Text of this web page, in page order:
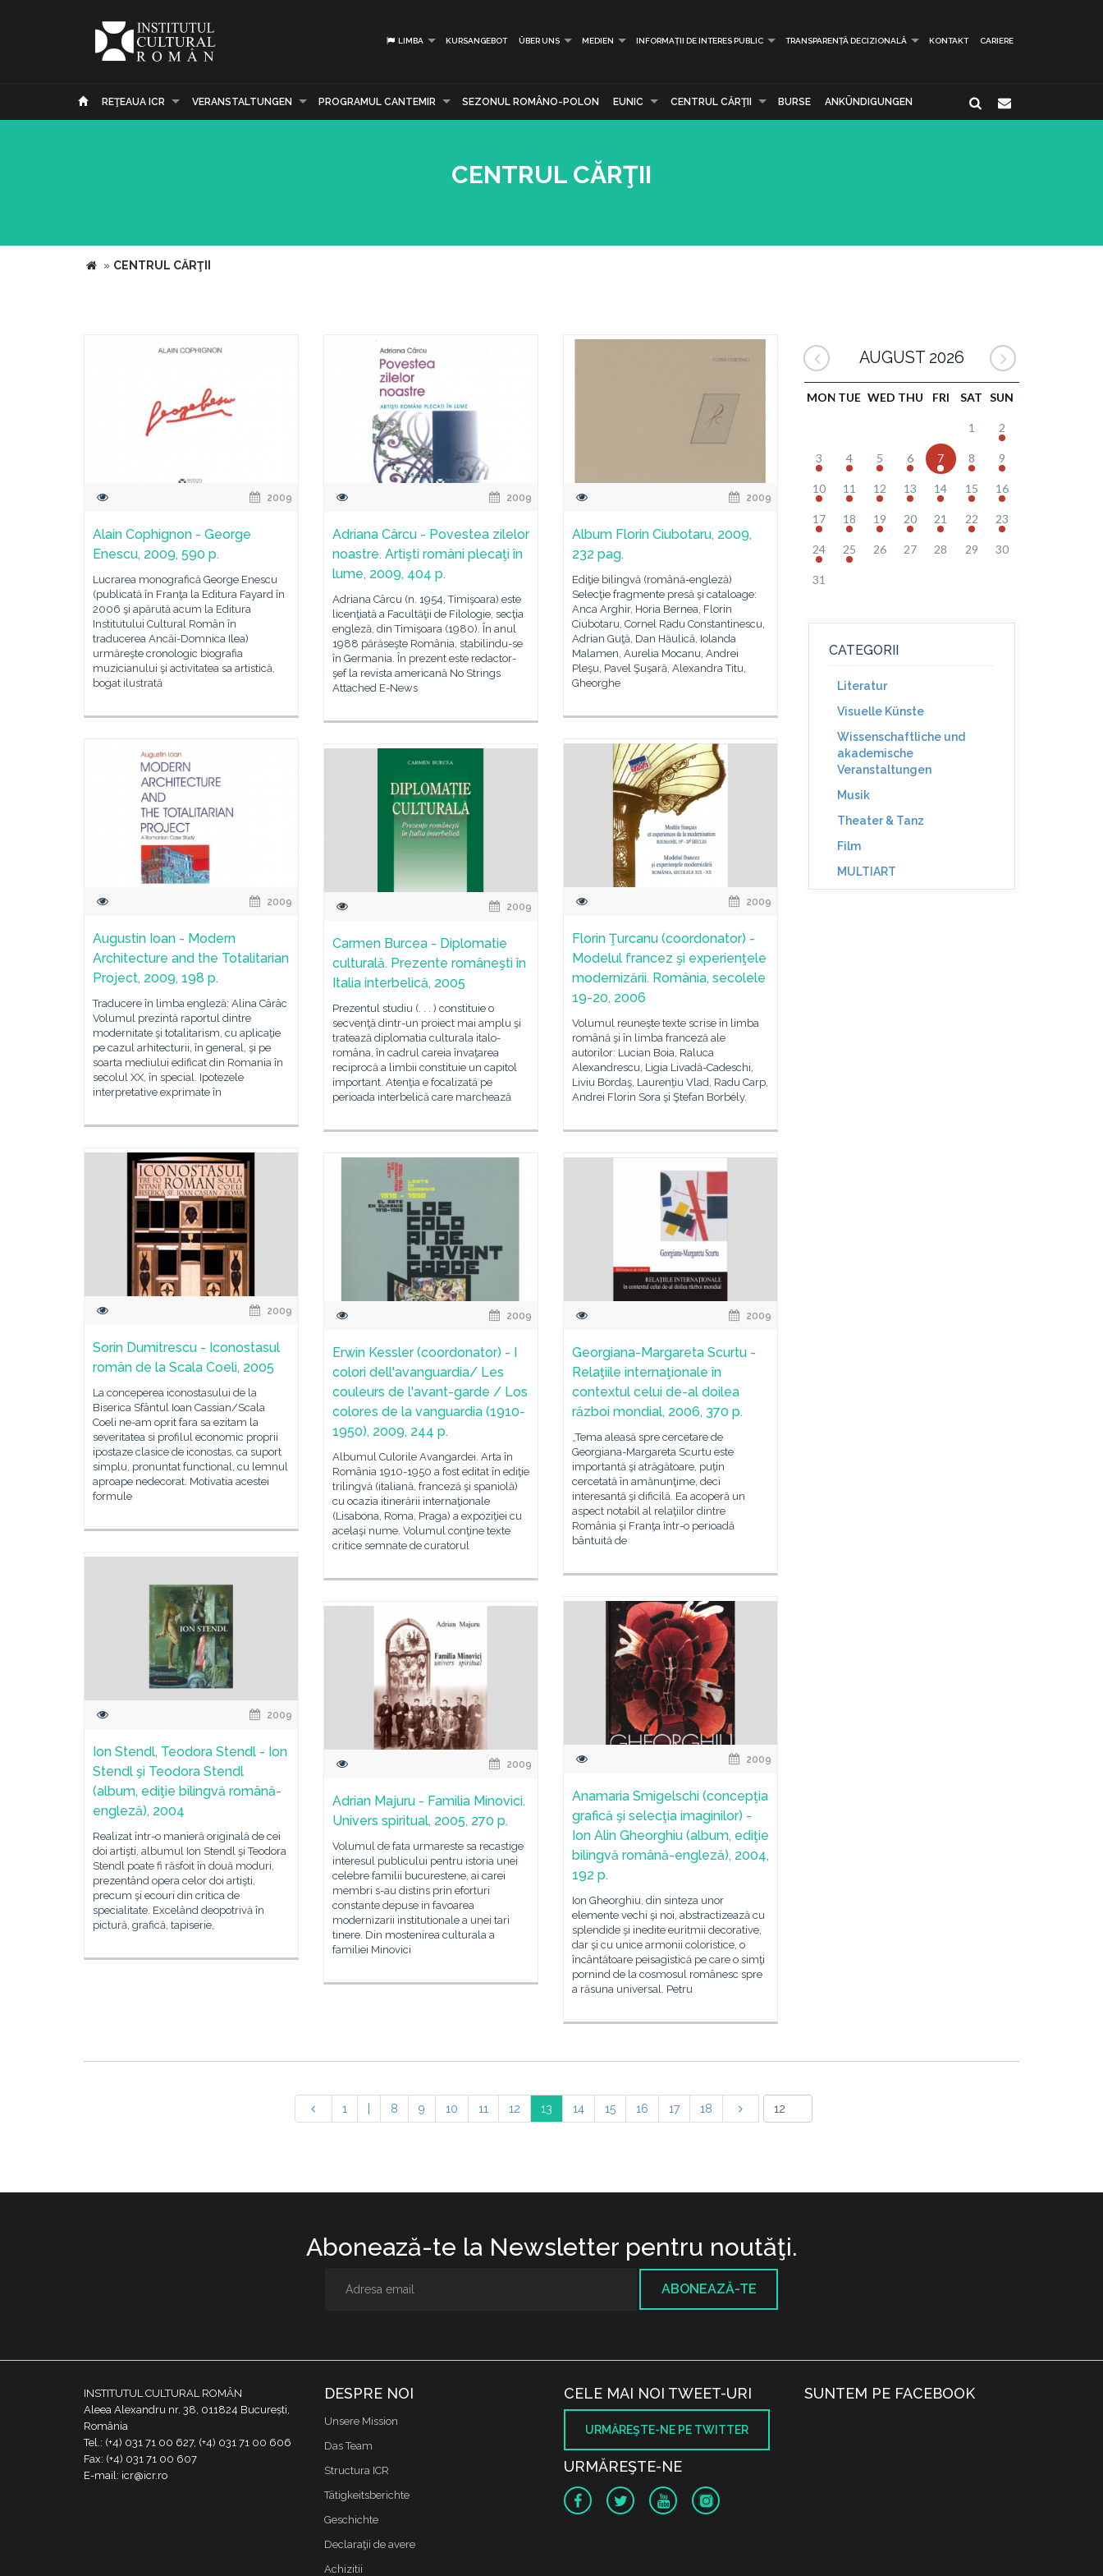
LIMBA KURSANGEBOT ÜBER UNS MEDIEN INFORMAȚII DE INTERES PUBLIC TRANSPARENȚĂ DECIZIONALĂ KONTAKT CARIERE
REŢEAUA ICR VERANSTALTUNGEN PROGRAMUL CANTEMIR SEZONUL ROMÂNO-POLON EUNIC CENTRUL CĂRŢII BURSE ANKÜNDIGUNGEN
CENTRUL CĂRŢII
» CENTRUL CĂRŢII
2009
Alain Cophignon - George
Enescu, 2009, 590 p.
Lucrarea monografică George Enescu
(publicată în Franţa la Editura Fayard în
2006 şi apărută acum la Editura
Institutului Cultural Român în
traducerea Ancăi-Domnica Ilea)
urmăreşte cronologic biografia
muzicianului şi activitatea sa artistică,
bogat ilustrată
2009
Adriana Cârcu - Povestea zilelor
noastre. Artişti români plecaţi în
lume, 2009, 404 p.
Adriana Cârcu (n. 1954, Timişoara) este
licenţiată a Facultăţii de Filologie, secţia
engleză, din Timişoara (1980). În anul
1988 părăseşte România, stabilindu-se
în Germania. În prezent este redactor-
şef la revista americană No Strings
Attached E-News
2009
Album Florin Ciubotaru, 2009,
232 pag.
Ediţie bilingvă (română-engleză)
Selecţie fragmente presă şi cataloage:
Anca Arghir, Horia Bernea, Florin
Ciubotaru, Cornel Radu Constantinescu,
Adrian Guţă, Dan Hăulică, Iolanda
Malamen, Aurelia Mocanu, Andrei
Pleşu, Pavel Şuşară, Alexandra Titu,
Gheorghe
2009
Augustin Ioan - Modern
Architecture and the Totalitarian
Project, 2009, 198 p.
Traducere în limba engleză: Alina Cârâc
Volumul prezintă raportul dintre
modernitate şi totalitarism, cu aplicaţie
pe cazul arhitecturii, în general, şi pe
soarta mediului edificat din Romania în
secolul XX, în special. Ipotezele
interpretative exprimate în
2009
Florin Ţurcanu (coordonator) -
Modelul francez şi experienţele
modernizării. România, secolele
19-20, 2006
Volumul reuneşte texte scrise în limba
română şi în limba franceză ale
autorilor: Lucian Boia, Raluca
Alexandrescu, Ligia Livadă-Cadeschi,
Liviu Bordaş, Laurenţiu Vlad, Radu Carp,
Andrei Florin Sora şi Ştefan Borbély.
2009
Carmen Burcea - Diplomatie
culturală. Prezente româneşti în
Italia interbelică, 2005
Prezentul studiu (. . . ) constituie o
secvenţă dintr-un proiect mai amplu şi
tratează diplomatia culturala italo-
româna, în cadrul careia învaţarea
reciprocă a limbii constituie un capitol
important. Atenţia e focalizată pe
perioada interbelică care marchează
2009
Sorin Dumitrescu - Iconostasul
român de la Scala Coeli, 2005
La conceperea iconostasului de la
Biserica Sfântul Ioan Cassian/Scala
Coeli ne-am oprit fara sa ezitam la
severitatea si profilul economic proprii
ipostaze clasice de iconostas, ca suport
simplu, pronuntat functional, cu lemnul
aproape nedecorat. Motivatia acestei
formule
2009
Erwin Kessler (coordonator) - I
colori dell'avanguardia/ Les
couleurs de l'avant-garde / Los
colores de la vanguardia (1910-
1950), 2009, 244 p.
Albumul Culorile Avangardei. Arta în
România 1910-1950 a fost editat în ediţie
trilingvă (italiană, franceză şi spaniolă)
cu ocazia itinerării internaţionale
(Lisabona, Roma, Praga) a expoziţiei cu
acelaşi nume. Volumul conţine texte
critice semnate de curatorul
2009
Georgiana-Margareta Scurtu -
Relaţiile internaţionale în
contextul celui de-al doilea
război mondial, 2006, 370 p.
„Tema aleasă spre cercetare de
Georgiana-Margareta Scurtu este
importantă şi atrăgătoare, puţin
cercetată în amănunţime, deci
interesantă şi dificilă. Ea acoperă un
aspect notabil al relaţiilor dintre
România şi Franţa într-o perioadă
bântuită de
2009
Ion Stendl, Teodora Stendl - Ion
Stendl şi Teodora Stendl
(album, ediţie bilingvă română-
engleză), 2004
Realizat într-o manieră originală de cei
doi artişti, albumul Ion Stendl şi Teodora
Stendl poate fi răsfoit în două moduri,
prezentând opera celor doi artişti,
precum şi ecouri din critica de
specialitate. Excelând deopotrivă în
pictură, grafică, tapiserie,
2009
Anamaria Smigelschi (concepţia
grafică şi selecţia imaginilor) -
Ion Alin Gheorghiu (album, ediţie
bilingvă română-engleză), 2004,
192 p.
Ion Gheorghiu, din sinteza unor
elemente vechi şi noi, abstractizează cu
splendide şi inedite euritmii decorative,
dar şi cu unice armonii coloristice, o
încântătoare peisagistică pe care o simţi
pornind de la cosmosul românesc spre
a răsuna universal. Petru
2009
Adrian Majuru - Familia Minovici.
Univers spiritual, 2005, 270 p.
Volumul de fata urmareste sa recastige
interesul publicului pentru istoria unei
celebre familii bucurestene, ai carei
membri s-au distins prin eforturi
constante depuse in favoarea
modernizarii institutionale a unei tari
tinere. Din mostenirea culturala a
familiei Minovici
AUGUST 2026
MON TUE WED THU FRI SAT SUN
1 2
3 4 5 6 7 8 9
10 11 12 13 14 15 16
17 18 19 20 21 22 23
24 25 26 27 28 29 30
31
CATEGORII
Literatur
Visuelle Künste
Wissenschaftliche und
akademische
Veranstaltungen
Musik
Theater & Tanz
Film
MULTIART
1 8 9 10 11 12 13 14 15 16 17 18
Abonează-te la Newsletter pentru noutăţi.
ABONEAZĂ-TE
INSTITUTUL CULTURAL ROMÂN
Aleea Alexandru nr. 38, 011824 București,
România
Tel.: (+4) 031 71 00 627, (+4) 031 71 00 606
Fax: (+4) 031 71 00 607
E-mail: icr@icr.ro
DESPRE NOI
Unsere Mission
Das Team
Structura ICR
Tätigkeitsberichte
Geschichte
Declaraţii de avere
Achizitii
CELE MAI NOI TWEET-URI
URMĂREŞTE-NE PE TWITTER
URMĂREŞTE-NE
SUNTEM PE FACEBOOK